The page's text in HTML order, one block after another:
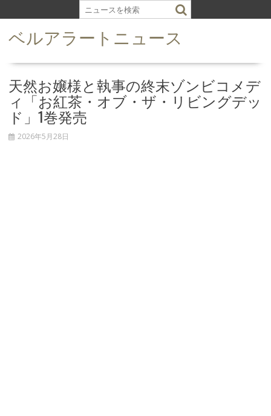
k
ベルアラートニュース
天然お嬢様と執事の終末ゾンビコメデ
ィ「お紅茶・オブ・ザ・リビングデッ
ド」1巻発売
2026年5月28日